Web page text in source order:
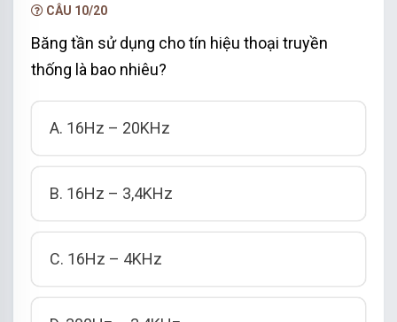
CÂU 10/20
Băng tần sử dụng cho tín hiệu thoại truyền
thống là bao nhiêu?
A. 16Hz – 20KHz
B. 16Hz – 3,4KHz
C. 16Hz – 4KHz